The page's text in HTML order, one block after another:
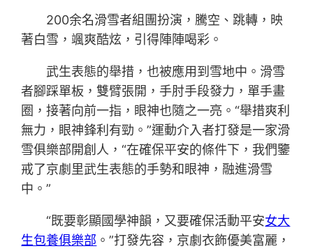
200余名滑雪者組團扮演，騰空、跳轉，映
著白雪，颯爽酷炫，引得陣陣喝彩。
武生表態的舉措，也被應用到雪地中。滑雪
者腳踩單板，雙臂張開，手肘手段發力，單手畫
圈，接著向前一指，眼神也隨之一亮。“舉措爽利
無力，眼神鋒利有勁。”運動介入者打發是一家滑
雪俱樂部開創人，“在確保平安的條件下，我們鑒
戒了京劇里武生表態的手勢和眼神，融進滑雪
中。”
“既要彰顯國學神韻，又要確保活動平安女大
生包養俱樂部 。”打發先容，京劇衣飾優美富麗，